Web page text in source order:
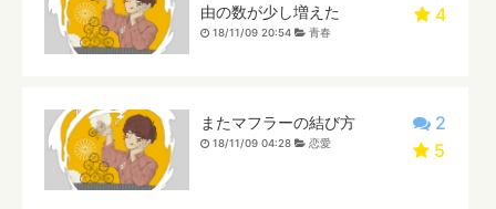
4
由の数が少し増えた
18/11/09 20:54 青春
2
5
またマフラーの結び方
18/11/09 04:28 恋愛